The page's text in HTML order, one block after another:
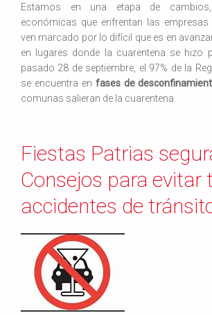
Estamos en una etapa de
económicas que enfrentan las
ven marcado por lo difícil que es en
en lugares donde la cuarentena se hizo
pasado 28 de septiembre, el 97% de la
se encuentra en fases de
comunas salieran de la cuarentena.
Fiestas Patrias
Consejos para evitar
accidentes de